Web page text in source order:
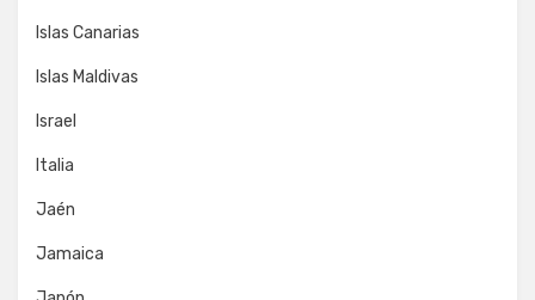
Islas Canarias
Islas Maldivas
Israel
Italia
Jaén
Jamaica